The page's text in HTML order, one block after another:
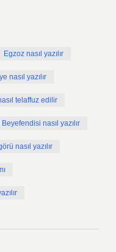
Egzoz nasıl yazılır
nasıl yazılır
telaffuz edilir
nasıl yazılır
nasıl yazılır